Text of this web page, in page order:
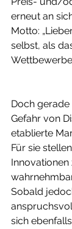
erneut an
Motto:
selbst, als
Doch
Gefahr von
etablierte
Für sie
Innovationen
Sobald
sich